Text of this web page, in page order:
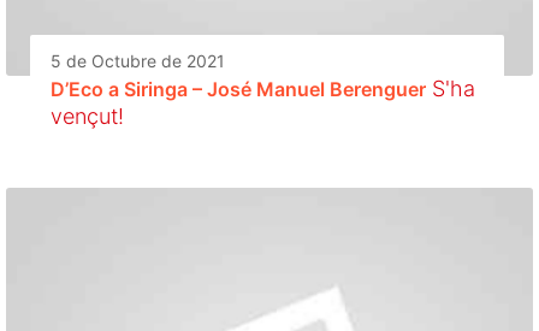
5 de Octubre de 2021
D’Eco a Siringa – José Manuel Berenguer S'ha
vençut!